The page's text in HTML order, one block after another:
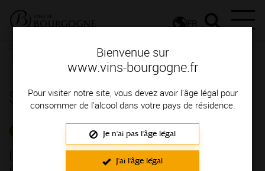
Bienvenue sur
www.vins-bourgogne.fr
Pour visiter notre site, vous devez avoir l'âge légal pour
consommer de l'alcool dans votre pays de résidence.
Je n'ai pas l'âge légal
J'ai l'âge légal
FR
Communiqués de presse - Communiqués de presse
L'agenda de l'été des Climats débute le 5 juin !
Salle de presse
COMMUNIQUÉS DE PRESSE
L'agenda de l'été des Climats débute le 5